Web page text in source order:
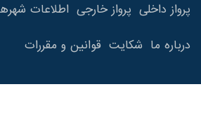
پرواز داخلی پرواز خارجی اطلاعات شهرها
درباره ما شکایت قوانین و مقررات